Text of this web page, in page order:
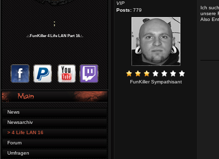
;
.:.FunKiller 4 Life LAN Part 16.:.
News
Newsarchiv
> 4 Life LAN 16
Forum
Umfragen
VIP
Posts: 779
FunKiller Sympathisant
Ich
unsere
Also